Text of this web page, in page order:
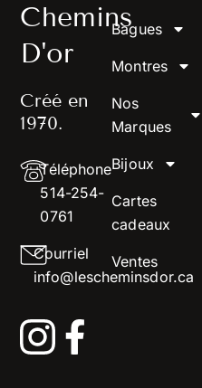
Chemins
D'or
Créé en
1970.
Téléphone
514-254-
0761
Courriel
info@lescheminsdor.ca
Bagues
Montres
Nos
Marques
Bijoux
Cartes
cadeaux
Ventes